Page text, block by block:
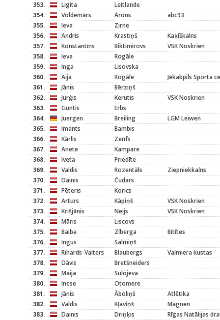
353.
Ligita
Leitlande
354.
Voldemārs Ārons
abc93
355.
Ieva
Zirne
356.
Andris Krastiņš
Kaķīškalns
357.
Konstantīns Biktimirovs
VSK Noskrien
358.
Ieva
Rogāle
359.
Inga
Lisovska
360.
Aija Rogāle
Jēkabpils Sporta
361.
Jānis
Bērziņš
362.
Jurģis Kerutis
VSK Noskrien
363.
Guntis
Erbs
364.
Juergen Breiling
LGM Leiwen
365.
Imants
Bambis
366.
Kārlis
Zenfs
367.
Anete
Kampare
368.
Iveta
Priedīte
369.
Valdis Rozentāls
Ziepniekkalns
370.
Dainis
Čudars
371.
Pēteris
Korics
372.
Arturs Kāpiņš
VSK Noskrien
373.
Krišjānis Neijs
VSK Noskrien
374.
Māris
Liscovs
375.
Baiba Zīberga
Bitītes
376.
Ingus
Salmiņš
377.
Rihards-Valters Blaubergs
Valmiera kustas
378.
Dāvis
Bretšneiders
379.
Maija
Sulojeva
380.
Inese
Otomere
381.
Jānis Āboliņš
Atlētika
382.
Valdis Kļaviņš
Magnen
383.
Dainis Driņķis
Rīgas Natālijas